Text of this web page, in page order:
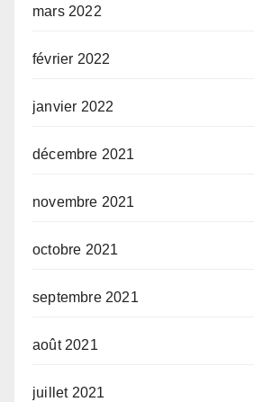
mars 2022
février 2022
janvier 2022
décembre 2021
novembre 2021
octobre 2021
septembre 2021
août 2021
juillet 2021